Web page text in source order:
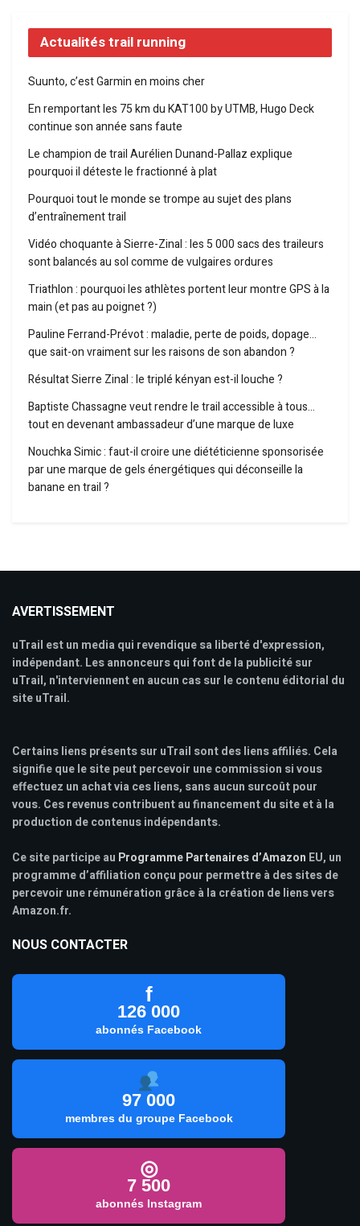
Actualités trail running
Suunto, c’est Garmin en moins cher
En remportant les 75 km du KAT100 by UTMB, Hugo Deck
continue son année sans faute
Le champion de trail Aurélien Dunand-Pallaz explique
pourquoi il déteste le fractionné à plat
Pourquoi tout le monde se trompe au sujet des plans
d’entraînement trail
Vidéo choquante à Sierre-Zinal : les 5 000 sacs des traileurs
sont balancés au sol comme de vulgaires ordures
Triathlon : pourquoi les athlètes portent leur montre GPS à la
main (et pas au poignet ?)
Pauline Ferrand-Prévot : maladie, perte de poids, dopage…
que sait-on vraiment sur les raisons de son abandon ?
Résultat Sierre Zinal : le triplé kényan est-il louche ?
Baptiste Chassagne veut rendre le trail accessible à tous…
tout en devenant ambassadeur d’une marque de luxe
Nouchka Simic : faut-il croire une diététicienne sponsorisée
par une marque de gels énergétiques qui déconseille la
banane en trail ?
AVERTISSEMENT
uTrail est un media qui revendique sa liberté d'expression,
indépendant. Les annonceurs qui font de la publicité sur
uTrail, n'interviennent en aucun cas sur le contenu éditorial du
site uTrail.
Certains liens présents sur uTrail sont des liens affiliés. Cela
signifie que le site peut percevoir une commission si vous
effectuez un achat via ces liens, sans aucun surcoût pour
vous. Ces revenus contribuent au financement du site et à la
production de contenus indépendants.
Ce site participe au Programme Partenaires d’Amazon EU, un
programme d’affiliation conçu pour permettre à des sites de
percevoir une rémunération grâce à la création de liens vers
Amazon.fr.
NOUS CONTACTER
f
126 000
abonnés Facebook
97 000
membres du groupe Facebook
◎
7 500
abonnés Instagram